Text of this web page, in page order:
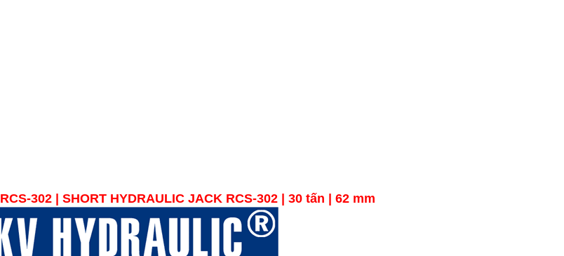
RCS-302 | SHORT HYDRAULIC JACK RCS-302 | 30 tấn | 62 mm